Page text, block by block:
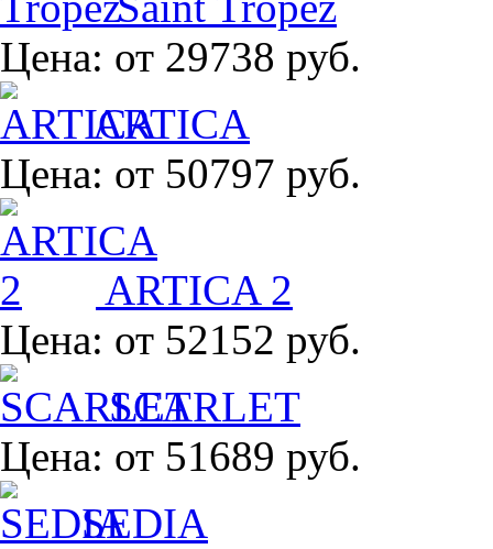
Цена: от 29738 руб.
ARTICA
Цена: от 50797 руб.
ARTICA 2
Цена: от 52152 руб.
SCARLET
Цена: от 51689 руб.
SEDIA